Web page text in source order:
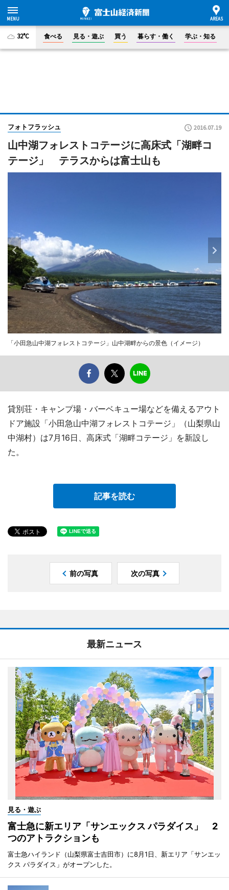
32°C 食べる 見る・遊ぶ 買う 暮らす・働く 学ぶ・知る
フォトフラッシュ 2016.07.19
山中湖フォレストコテージに高床式「湖畔コ
テージ」 テラスからは富士山も
「小田急山中湖フォレストコテージ」山中湖畔からの景色（イメージ）
貸別荘・キャンプ場・バーベキュー場などを備えるアウト
ドア施設「小田急山中湖フォレストコテージ」（山梨県山
中湖村）は7月16日、高床式「湖畔コテージ」を新設し
た。
記事を読む
前の写真 次の写真
最新ニュース
見る・遊ぶ
富士急に新エリア「サンエックス パラダイス」 2
つのアトラクションも
富士急ハイランド（山梨県富士吉田市）に8月1日、新エリア「サンエッ
クス パラダイス」がオープンした。